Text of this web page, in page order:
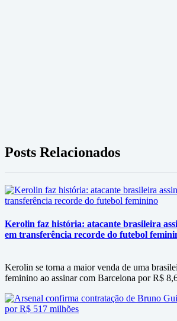
Posts Relacionados
Kerolin faz história: atacante brasileira
em transferência recorde do futebol
Kerolin se torna a maior venda de uma
feminino ao assinar com Barcelona por R$